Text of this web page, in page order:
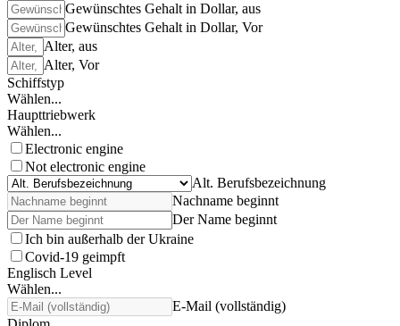
Gewünschtes Gehalt in Dollar, aus
Gewünschtes Gehalt in Dollar, Vor
Alter, aus
Alter, Vor
Schiffstyp
Wählen...
Haupttriebwerk
Wählen...
Electronic engine
Not electronic engine
Alt. Berufsbezeichnung
Nachname beginnt
Der Name beginnt
Ich bin außerhalb der Ukraine
Covid-19 geimpft
Englisch Level
Wählen...
E-Mail (vollständig)